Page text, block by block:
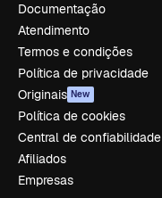
Documentação
Atendimento
Termos e condições
Política de privacidade
Originais New
Política de cookies
Central de confiabilidade
Afiliados
Empresas